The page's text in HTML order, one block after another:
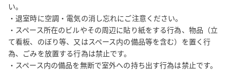
ください。その欄に記載のリンク先に、入室方法、道順等すべて
記載があります。
（同席される方にここに記載のリンクを展開いただけると、迷わ
ず現地に到着できます。場所が分かりにくい、という方のほとん
どはご覧いただいていないようです。）
い。
・退室時に空調・電気の消し忘れにご注意ください。
・スペース所在のビルやその周辺に貼り紙をする行為、物品（立
て看板、のぼり等、又はスペース内の備品等を含む）を置く行
為、ごみを放置する行為は禁止です。
・スペース内の備品を無断で室外への持ち出す行為は禁止です。